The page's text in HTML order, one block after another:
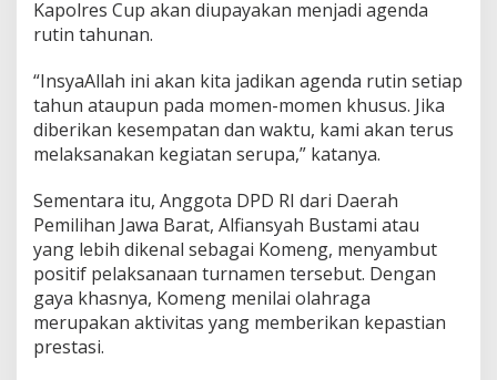
Kapolres Cup akan diupayakan menjadi agenda
rutin tahunan.
“InsyaAllah ini akan kita jadikan agenda rutin setiap
tahun ataupun pada momen-momen khusus. Jika
diberikan kesempatan dan waktu, kami akan terus
melaksanakan kegiatan serupa,” katanya.
Sementara itu, Anggota DPD RI dari Daerah
Pemilihan Jawa Barat, Alfiansyah Bustami atau
yang lebih dikenal sebagai Komeng, menyambut
positif pelaksanaan turnamen tersebut. Dengan
gaya khasnya, Komeng menilai olahraga
merupakan aktivitas yang memberikan kepastian
prestasi.